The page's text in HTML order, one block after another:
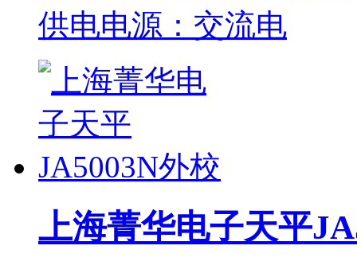
供电电源：交流电
上海菁华电子天平